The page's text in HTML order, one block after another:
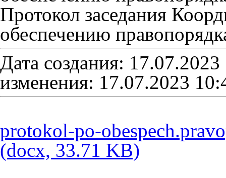
Протокол заседания
обеспечению
Дата создания:
изменения: 17.07.2023
protokol-po-
(docx, 33.71 KB)